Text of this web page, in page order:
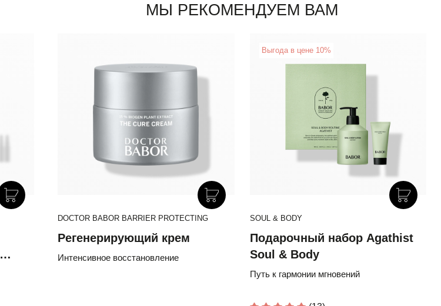
DOCTOR BABOR SOLAR DEFENSE
Минеральный
Солнцезащитный Бальзам
New
DOCTOR BABOR SOLAR DEFENSE
Солнцезащитный Крем Для
Сияния Кожи SPF 50+ с
Эктоином и Провитамином D
6% комплекс провитамин D-
МЫ РЕКОМЕНДУЕМ ВАМ
DOCTOR BABOR BARRIER PROTECTING
Регенерирующий крем
Интенсивное восстановление
Выгода в цене 10%
SOUL & BODY
Подарочный набор Agathist
Soul & Body
Путь к гармонии мгновений